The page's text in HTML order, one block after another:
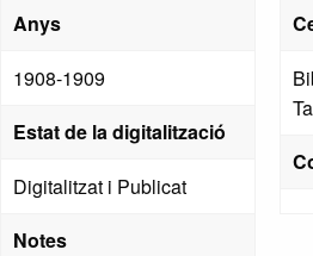
Anys
1908-1909
Estat de la digitalització
Digitalitzat i Publicat
Notes